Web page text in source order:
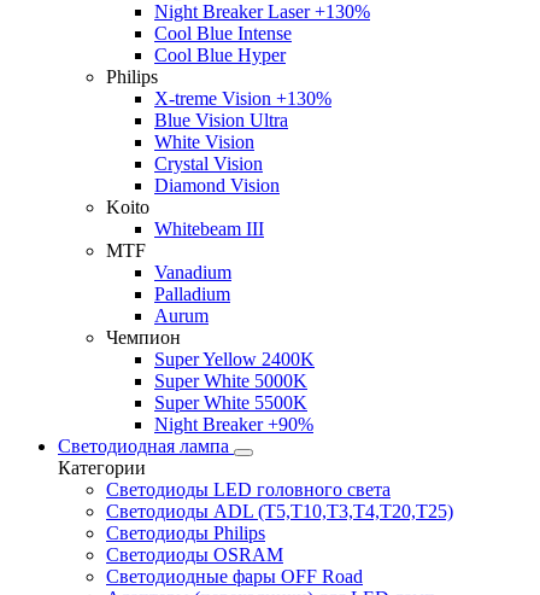
Night Breaker Laser +130%
Cool Blue Intense
Cool Blue Hyper
Philips
X-treme Vision +130%
Blue Vision Ultra
White Vision
Crystal Vision
Diamond Vision
Koito
Whitebeam III
MTF
Vanadium
Palladium
Aurum
Чемпион
Super Yellow 2400K
Super White 5000K
Super White 5500K
Night Breaker +90%
Светодиодная лампа
Категории
Светодиоды LED головного света
Светодиоды ADL (T5,T10,T3,T4,T20,T25)
Светодиоды Philips
Светодиоды OSRAM
Светодиодные фары OFF Road